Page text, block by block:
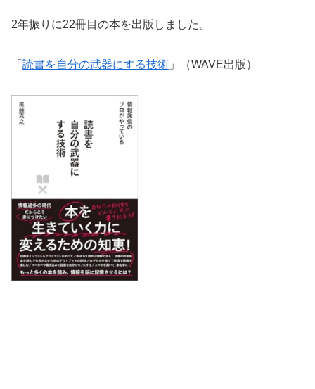
2年振りに22冊目の本を出版しました。
「 読書を自分の武器にする技術 」（WAVE出版）